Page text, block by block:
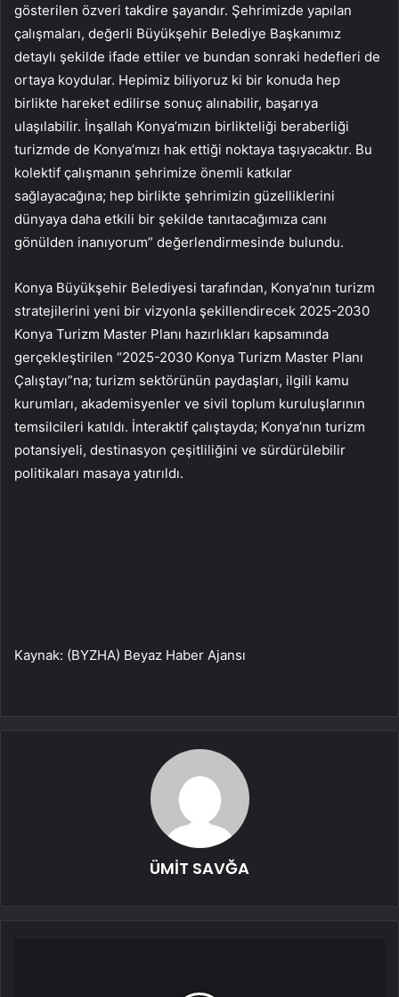
gösterilen özveri takdire şayandır. Şehrimizde yapılan
çalışmaları, değerli Büyükşehir Belediye Başkanımız
detaylı şekilde ifade ettiler ve bundan sonraki hedefleri de
ortaya koydular. Hepimiz biliyoruz ki bir konuda hep
birlikte hareket edilirse sonuç alınabilir, başarıya
ulaşılabilir. İnşallah Konya’mızın birlikteliği beraberliği
turizmde de Konya’mızı hak ettiği noktaya taşıyacaktır. Bu
kolektif çalışmanın şehrimize önemli katkılar
sağlayacağına; hep birlikte şehrimizin güzelliklerini
dünyaya daha etkili bir şekilde tanıtacağımıza canı
gönülden inanıyorum” değerlendirmesinde bulundu.
Konya Büyükşehir Belediyesi tarafından, Konya’nın turizm
stratejilerini yeni bir vizyonla şekillendirecek 2025-2030
Konya Turizm Master Planı hazırlıkları kapsamında
gerçekleştirilen “2025-2030 Konya Turizm Master Planı
Çalıştayı”na; turizm sektörünün paydaşları, ilgili kamu
kurumları, akademisyenler ve sivil toplum kuruluşlarının
temsilcileri katıldı. İnteraktif çalıştayda; Konya’nın turizm
potansiyeli, destinasyon çeşitliliğini ve sürdürülebilir
politikaları masaya yatırıldı.
Kaynak: (BYZHA) Beyaz Haber Ajansı
ÜMİT SAVĞA